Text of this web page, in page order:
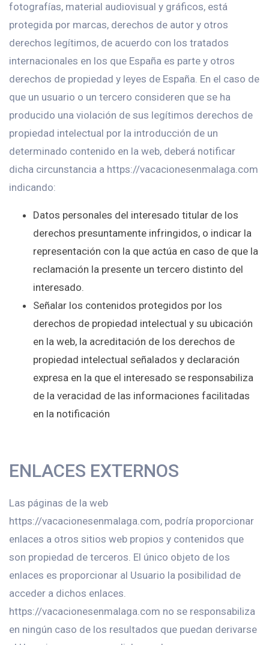
fotografías, material audiovisual y gráficos, está
protegida por marcas, derechos de autor y otros
derechos legítimos, de acuerdo con los tratados
internacionales en los que España es parte y otros
derechos de propiedad y leyes de España. En el caso de
que un usuario o un tercero consideren que se ha
producido una violación de sus legítimos derechos de
propiedad intelectual por la introducción de un
determinado contenido en la web, deberá notificar
dicha circunstancia a https://vacacionesenmalaga.com
indicando:
Datos personales del interesado titular de los
derechos presuntamente infringidos, o indicar la
representación con la que actúa en caso de que la
reclamación la presente un tercero distinto del
interesado.
Señalar los contenidos protegidos por los
derechos de propiedad intelectual y su ubicación
en la web, la acreditación de los derechos de
propiedad intelectual señalados y declaración
expresa en la que el interesado se responsabiliza
de la veracidad de las informaciones facilitadas
en la notificación
ENLACES EXTERNOS
Las páginas de la web
https://vacacionesenmalaga.com, podría proporcionar
enlaces a otros sitios web propios y contenidos que
son propiedad de terceros. El único objeto de los
enlaces es proporcionar al Usuario la posibilidad de
acceder a dichos enlaces.
https://vacacionesenmalaga.com no se responsabiliza
en ningún caso de los resultados que puedan derivarse